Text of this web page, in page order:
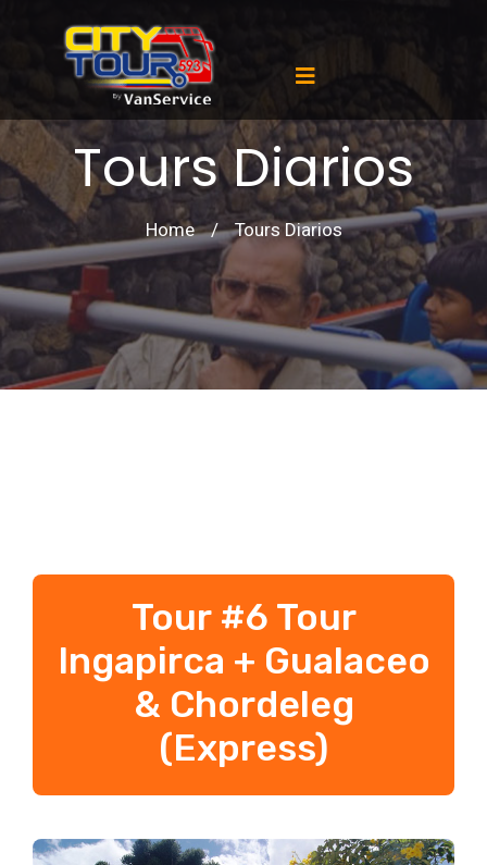
Tours Diarios
Home / Tours Diarios
Tour #6 Tour
Ingapirca + Gualaceo
& Chordeleg
(Express)